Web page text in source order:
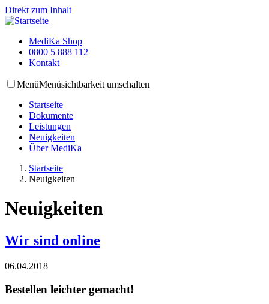
Direkt zum Inhalt
MediKa Shop
0800 5 888 112
Kontakt
MenüMenüsichtbarkeit umschalten
Startseite
Dokumente
Leistungen
Neuigkeiten
Über MediKa
Startseite
Neuigkeiten
Neuigkeiten
Wir sind online
06.04.2018
Bestellen leichter gemacht!